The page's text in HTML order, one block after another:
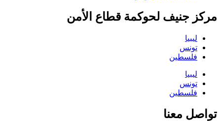
مركز جنيف لحوكمة قطاع الأمن
ليبيا
تونس
فلسطين
ليبيا
تونس
فلسطين
تواصل معنا